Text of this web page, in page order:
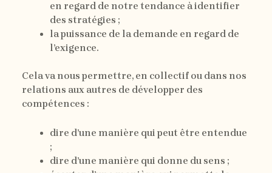
en regard de notre tendance à identifier
des stratégies ;
la puissance de la demande en regard de
l’exigence.
Cela va nous permettre, en collectif ou dans nos
relations aux autres de développer des
compétences :
dire d’une manière qui peut être entendue
;
dire d’une manière qui donne du sens ;